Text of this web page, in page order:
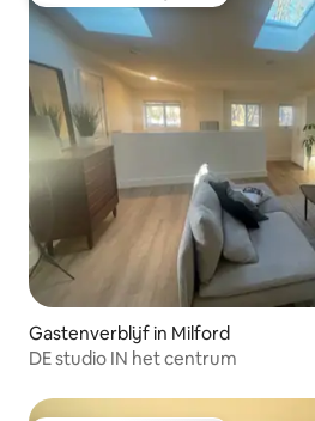
Gastenverblijf in Milford
DE studio IN het centrum